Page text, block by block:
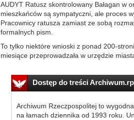
AUDYT Ratusz skontrolowany Bałagan w
mieszkańców są sympatyczni, ale proces
Pracownicy ratusza zamiast ze sobą
formalnych pism.
To tylko niektóre wnioski z ponad 200-
miesiące przeprowadzała w urzędzie
Dostęp do treści
Archiwum Rzeczpospolitej to
na łamach dziennika od 1993 roku.